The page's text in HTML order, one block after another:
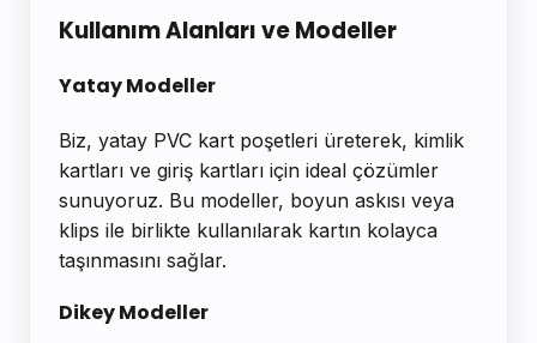
Kullanım Alanları ve Modeller
Yatay Modeller
Biz, yatay PVC kart poşetleri üreterek, kimlik
kartları ve giriş kartları için ideal çözümler
sunuyoruz. Bu modeller, boyun askısı veya
klips ile birlikte kullanılarak kartın kolayca
taşınmasını sağlar.
Dikey Modeller